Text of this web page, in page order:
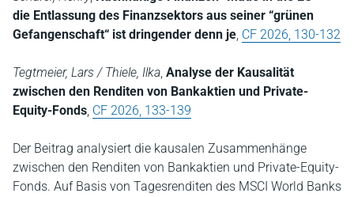
die Entlassung des Finanzsektors aus seiner “grünen
Gefangenschaft“ ist dringender denn je, CF 2026, 130-132
Tegtmeier, Lars / Thiele, Ilka, Analyse der Kausalität
zwischen den Renditen von Bankaktien und Private-
Equity-Fonds, CF 2026, 133-139
Der Beitrag analysiert die kausalen Zusammenhänge
zwischen den Renditen von Bankaktien und Private-Equity-
Fonds. Auf Basis von Tagesrenditen des MSCI World Banks